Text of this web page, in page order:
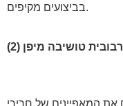
בביצועים מקיפים.
זרבובית טושיבה מיפן
המאפיינים של חרירי